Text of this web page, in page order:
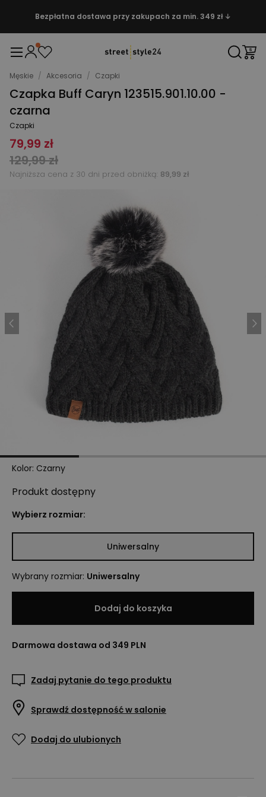
Bezpłatna dostawa przy zakupach za min. 349 zł ↓
Męskie / Akcesoria / Czapki
Czapka Buff Caryn 123515.901.10.00 -
czarna
Czapki
79,99 zł
129,99 zł
Najniższa cena z 30 dni przed obniżką: 89,99 zł
Kolor: Czarny
Produkt dostępny
Wybierz rozmiar:
Uniwersalny
Wybrany rozmiar: Uniwersalny
Dodaj do koszyka
Darmowa dostawa od 349 PLN
Zadaj pytanie do tego produktu
Sprawdź dostępność w salonie
Dodaj do ulubionych